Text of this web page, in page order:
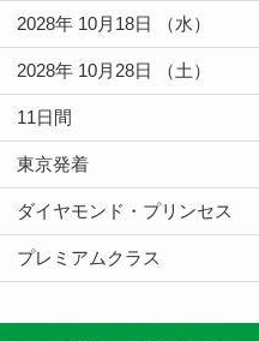
2028年 10月18日 （水）
2028年 10月28日 （土）
11日間
東京発着
ダイヤモンド・プリンセス
プレミアムクラス